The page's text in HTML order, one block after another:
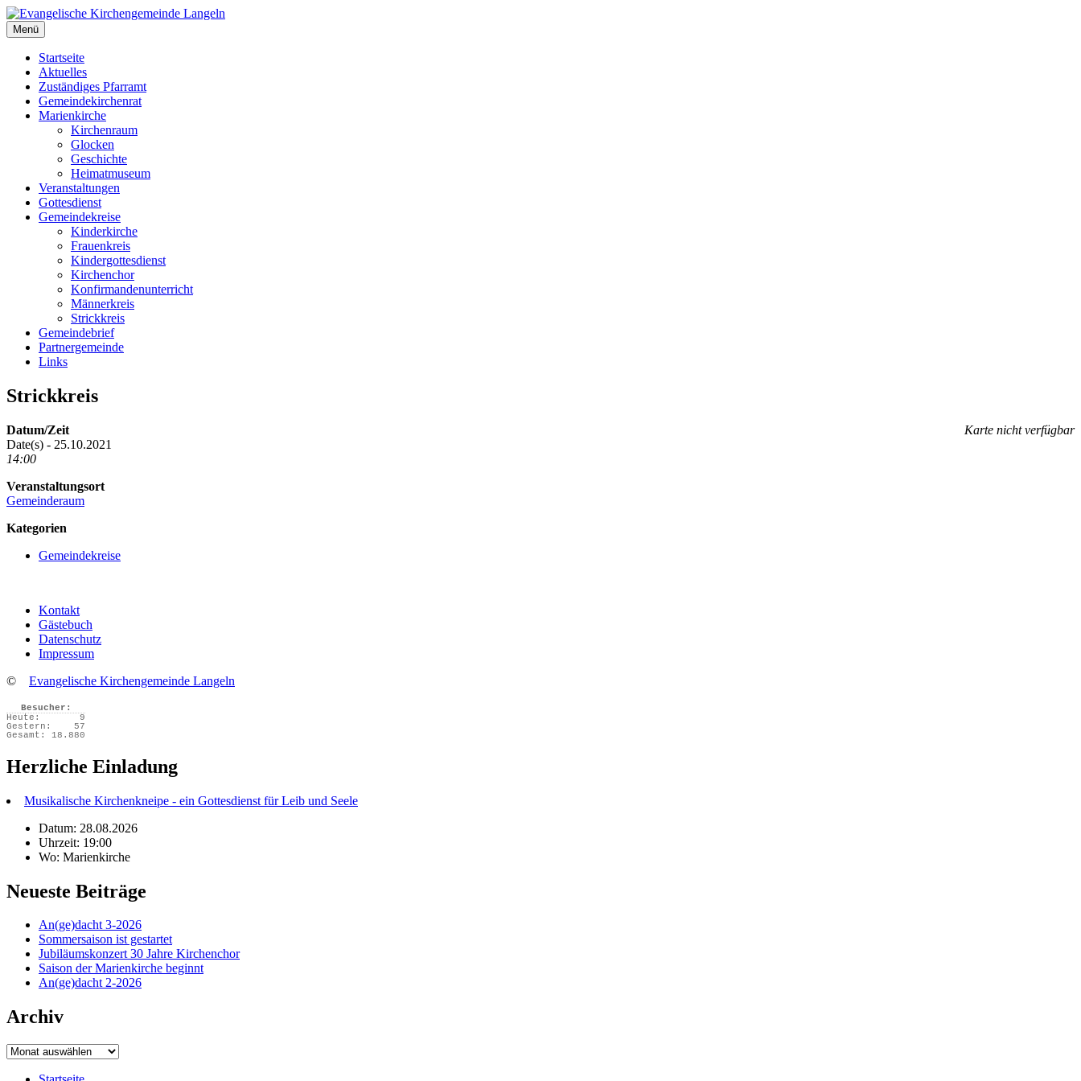
Zum
Inhalt
springen
Evangelische Kirchengemeinde Langeln
Evangelische Kirchengemeinde Langeln
Menü
Startseite
Aktuelles
Zuständiges Pfarramt
Gemeindekirchenrat
Marienkirche
Kirchenraum
Glocken
Geschichte
Heimatmuseum
Veranstaltungen
Gottesdienst
Gemeindekreise
Kinderkirche
Frauenkreis
Kindergottesdienst
Kirchenchor
Konfirmandenunterricht
Männerkreis
Strickkreis
Gemeindebrief
Partnergemeinde
Links
Strickkreis
Karte nicht verfügbar
Datum/Zeit
Date(s) - 25.10.2021
14:00
Veranstaltungsort
Gemeinderaum
Kategorien
Gemeindekreise
Kontakt
Gästebuch
Datenschutz
Impressum
© Evangelische Kirchengemeinde Langeln
Besucher:
Heute:
9
Gestern:
57
Gesamt:
18.880
Herzliche Einladung
Musikalische Kirchenkneipe - ein Gottesdienst für Leib und Seele
Datum: 28.08.2026
Uhrzeit: 19:00
Wo: Marienkirche
Neueste Beiträge
An(ge)dacht 3-2026
Sommersaison ist gestartet
Jubiläumskonzert 30 Jahre Kirchenchor
Saison der Marienkirche beginnt
An(ge)dacht 2-2026
Archiv
Archiv